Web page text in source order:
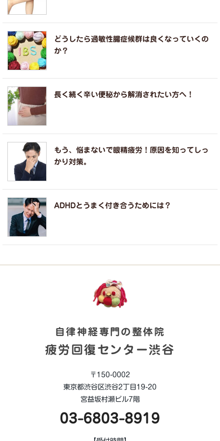
どうしたら過敏性腸症候群は良くなっていくの
か？
長く続く辛い便秘から解消されたい方へ！
もう、悩まないで眼精疲労！原因を知ってしっ
かり対策。
ADHDとうまく付き合うためには？
自律神経専門の整体院
疲労回復センター渋谷
〒150-0002
東京都渋谷区渋谷2丁目19-20
宮益坂村瀬ビル7階
03-6803-8919